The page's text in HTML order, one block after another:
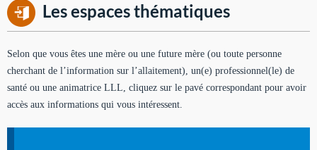
Les espaces thématiques
Selon que vous êtes une mère ou une future mère (ou toute personne
cherchant de l’information sur l’allaitement), un(e) professionnel(le) de
santé ou une animatrice LLL, cliquez sur le pavé correspondant pour avoir
accès aux informations qui vous intéressent.